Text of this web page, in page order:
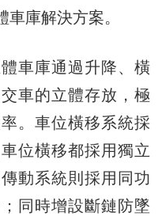
庫解決方案。
車庫通過升降、橫
車的立體存放，極
。車位橫移系統採
位橫移都採用獨立
動系統則採用同功
同時增設斷鏈防墜